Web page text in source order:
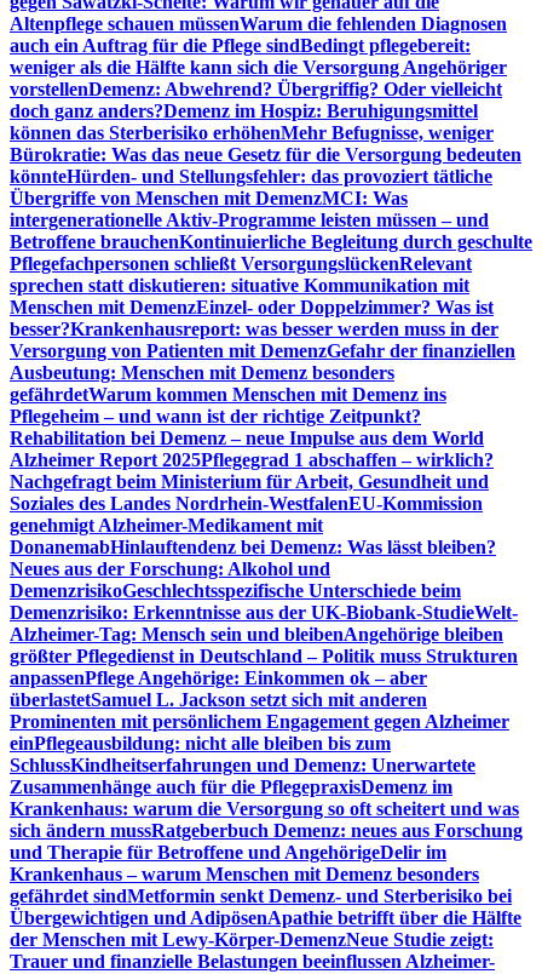
Altenpflege schauen müssenWarum die fehlenden Diagnosen
auch ein Auftrag für die Pflege sindBedingt pflegebereit:
weniger als die Hälfte kann sich die Versorgung Angehöriger
vorstellenDemenz: Abwehrend? Übergriffig? Oder vielleicht
doch ganz anders?Demenz im Hospiz: Beruhigungsmittel
können das Sterberisiko erhöhenMehr Befugnisse, weniger
Bürokratie: Was das neue Gesetz für die Versorgung bedeuten
könnteHürden- und Stellungsfehler: das provoziert tätliche
Übergriffe von Menschen mit DemenzMCI: Was
intergenerationelle Aktiv-Programme leisten müssen – und
Betroffene brauchenKontinuierliche Begleitung durch geschulte
Pflegefachpersonen schließt VersorgungslückenRelevant
sprechen statt diskutieren: situative Kommunikation mit
Menschen mit DemenzEinzel- oder Doppelzimmer? Was ist
besser?Krankenhausreport: was besser werden muss in der
Versorgung von Patienten mit DemenzGefahr der finanziellen
Ausbeutung: Menschen mit Demenz besonders
gefährdetWarum kommen Menschen mit Demenz ins
Pflegeheim – und wann ist der richtige Zeitpunkt?
Rehabilitation bei Demenz – neue Impulse aus dem World
Alzheimer Report 2025Pflegegrad 1 abschaffen – wirklich?
Nachgefragt beim Ministerium für Arbeit, Gesundheit und
Soziales des Landes Nordrhein-WestfalenEU-Kommission
genehmigt Alzheimer-Medikament mit
DonanemabHinlauftendenz bei Demenz: Was lässt bleiben?
Neues aus der Forschung: Alkohol und
DemenzrisikoGeschlechtsspezifische Unterschiede beim
Demenzrisiko: Erkenntnisse aus der UK-Biobank-StudieWelt-
Alzheimer-Tag: Mensch sein und bleibenAngehörige bleiben
größter Pflegedienst in Deutschland – Politik muss Strukturen
anpassenPflege Angehörige: Einkommen ok – aber
überlastetSamuel L. Jackson setzt sich mit anderen
Prominenten mit persönlichem Engagement gegen Alzheimer
einPflegeausbildung: nicht alle bleiben bis zum
SchlussKindheitserfahrungen und Demenz: Unerwartete
Zusammenhänge auch für die PflegepraxisDemenz im
Krankenhaus: warum die Versorgung so oft scheitert und was
sich ändern mussRatgeberbuch Demenz: neues aus Forschung
und Therapie für Betroffene und AngehörigeDelir im
Krankenhaus – warum Menschen mit Demenz besonders
gefährdet sindMetformin senkt Demenz- und Sterberisiko bei
Übergewichtigen und AdipösenApathie betrifft über die Hälfte
der Menschen mit Lewy-Körper-DemenzNeue Studie zeigt:
Trauer und finanzielle Belastungen beeinflussen Alzheimer-